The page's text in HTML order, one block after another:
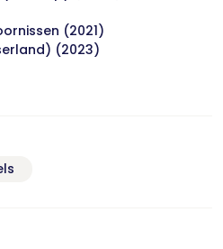
(2021)
(2023)